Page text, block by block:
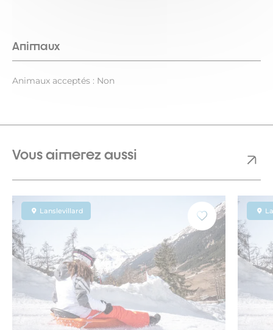
Animaux
Animaux acceptés : Non
Vous aimerez aussi
Lanslevillard